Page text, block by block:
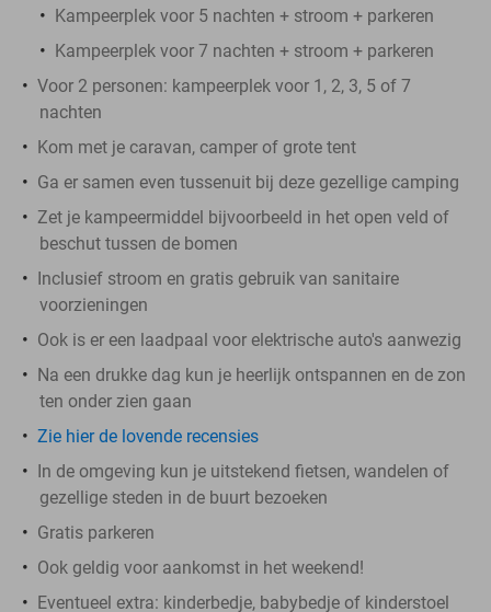
Kampeerplek voor 5 nachten + stroom + parkeren
Kampeerplek voor 7 nachten + stroom + parkeren
Voor 2 personen: kampeerplek voor 1, 2, 3, 5 of 7
nachten
Kom met je caravan, camper of grote tent
Ga er samen even tussenuit bij deze gezellige camping
Zet je kampeermiddel bijvoorbeeld in het open veld of
beschut tussen de bomen
Inclusief stroom en gratis gebruik van sanitaire
voorzieningen
Ook is er een laadpaal voor elektrische auto's aanwezig
Na een drukke dag kun je heerlijk ontspannen en de zon
ten onder zien gaan
Zie hier de lovende recensies
In de omgeving kun je uitstekend fietsen, wandelen of
gezellige steden in de buurt bezoeken
Gratis parkeren
Ook geldig voor aankomst in het weekend!
Eventueel extra: kinderbedje, babybedje of kinderstoel